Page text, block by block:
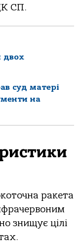
СП.
двох
суд матері
на
ракета
знищує цілі